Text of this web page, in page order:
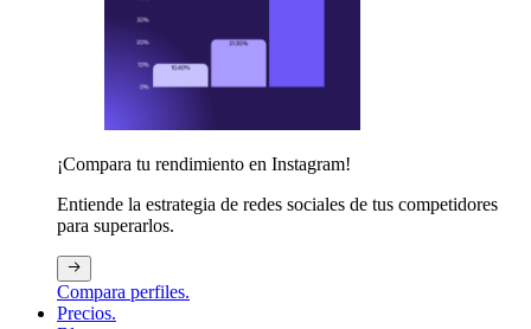
¡Compara tu rendimiento en Instagram!
Entiende la estrategia de redes sociales de tus competidores
para superarlos.
Compara perfiles.
Precios.